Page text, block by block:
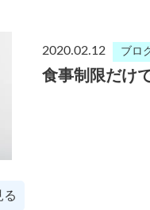
2020.02.12 ブロ
食事制限だけ
る